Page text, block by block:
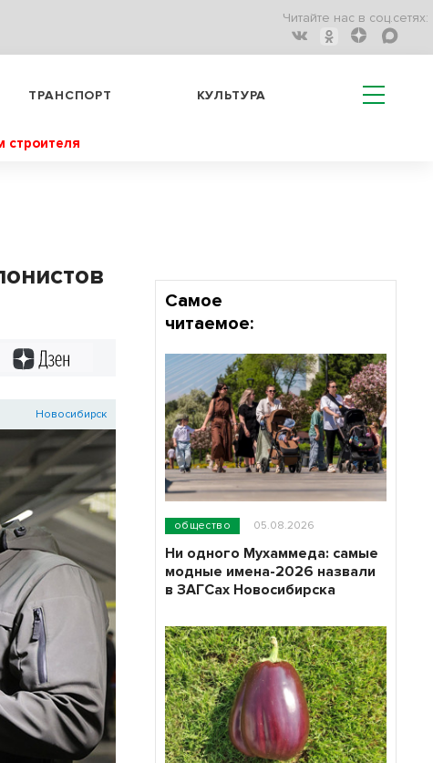
Читайте нас в соц.сетях:
ТРАНСПОРТ КУЛЬТУРА
строителя
Новосибирск
Самое
читаемое:
общество 05.08.2026
Ни одного Мухаммеда: самые
модные имена-2026 назвали
в ЗАГСах Новосибирска